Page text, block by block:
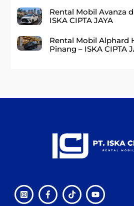
Rental Mobil Avanza
ISKA CIPTA JAYA
Rental Mobil Alphard
Pinang – ISKA CIPTA